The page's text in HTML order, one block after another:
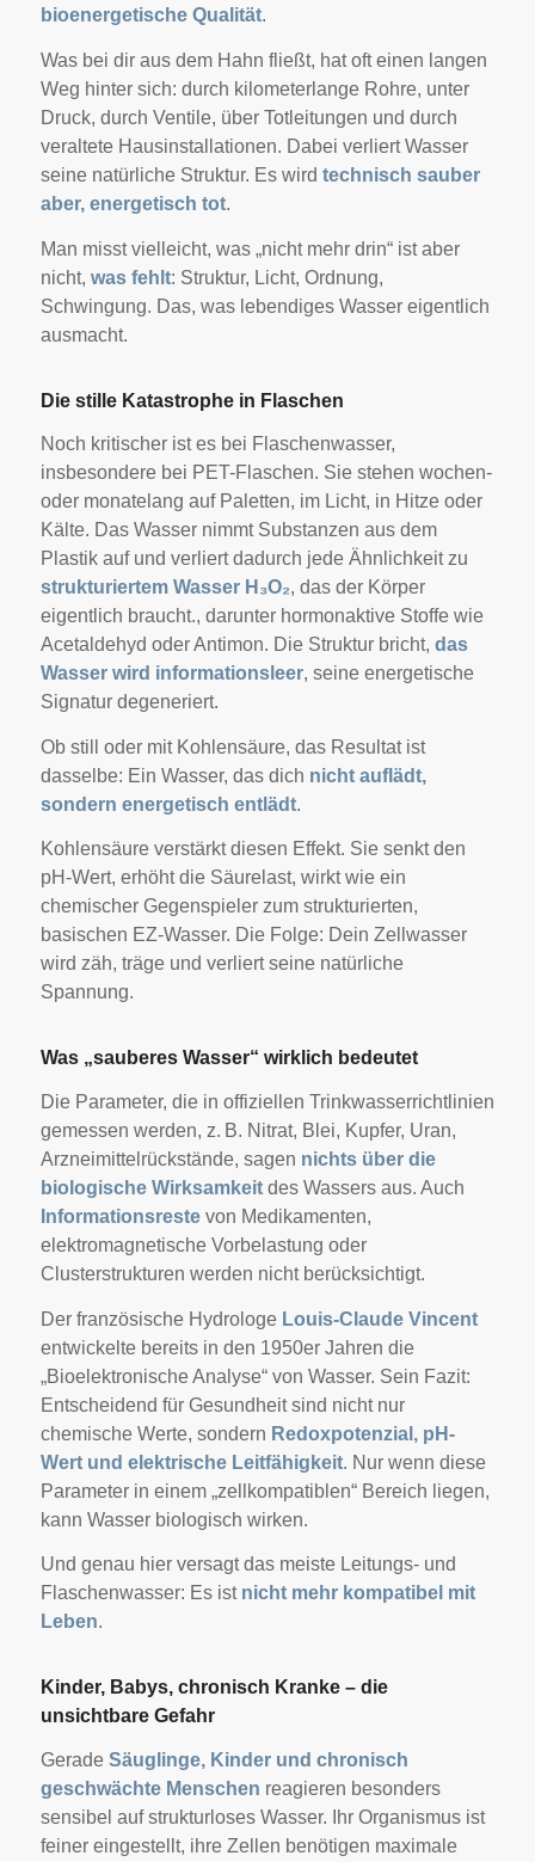
bioenergetische Qualität.
Was bei dir aus dem Hahn fließt, hat oft einen langen
Weg hinter sich: durch kilometerlange Rohre, unter
Druck, durch Ventile, über Totleitungen und durch
veraltete Hausinstallationen. Dabei verliert Wasser
seine natürliche Struktur. Es wird technisch sauber
aber, energetisch tot.
Man misst vielleicht, was „nicht mehr drin“ ist aber
nicht, was fehlt: Struktur, Licht, Ordnung,
Schwingung. Das, was lebendiges Wasser eigentlich
ausmacht.
Die stille Katastrophe in Flaschen
Noch kritischer ist es bei Flaschenwasser,
insbesondere bei PET-Flaschen. Sie stehen wochen-
oder monatelang auf Paletten, im Licht, in Hitze oder
Kälte. Das Wasser nimmt Substanzen aus dem
Plastik auf und verliert dadurch jede Ähnlichkeit zu
strukturiertem Wasser H₃O₂, das der Körper
eigentlich braucht., darunter hormonaktive Stoffe wie
Acetaldehyd oder Antimon. Die Struktur bricht, das
Wasser wird informationsleer, seine energetische
Signatur degeneriert.
Ob still oder mit Kohlensäure, das Resultat ist
dasselbe: Ein Wasser, das dich nicht auflädt,
sondern energetisch entlädt.
Kohlensäure verstärkt diesen Effekt. Sie senkt den
pH-Wert, erhöht die Säurelast, wirkt wie ein
chemischer Gegenspieler zum strukturierten,
basischen EZ-Wasser. Die Folge: Dein Zellwasser
wird zäh, träge und verliert seine natürliche
Spannung.
Was „sauberes Wasser“ wirklich bedeutet
Die Parameter, die in offiziellen Trinkwasserrichtlinien
gemessen werden, z. B. Nitrat, Blei, Kupfer, Uran,
Arzneimittelrückstände, sagen nichts über die
biologische Wirksamkeitdes Wassers aus. Auch
Informationsrestevon Medikamenten,
elektromagnetische Vorbelastung oder
Clusterstrukturen werden nicht berücksichtigt.
Der französische Hydrologe Louis-Claude Vincent
entwickelte bereits in den 1950er Jahren die
„Bioelektronische Analyse“ von Wasser. Sein Fazit:
Entscheidend für Gesundheit sind nicht nur
chemische Werte, sondern Redoxpotenzial, pH-
Wert und elektrische Leitfähigkeit. Nur wenn diese
Parameter in einem „zellkompatiblen“ Bereich liegen,
kann Wasser biologisch wirken.
Und genau hier versagt das meiste Leitungs- und
Flaschenwasser: Es ist nicht mehr kompatibel mit
Leben.
Kinder, Babys, chronisch Kranke – die
unsichtbare Gefahr
Gerade Säuglinge, Kinder und chronisch
geschwächte Menschen reagieren besonders
sensibel auf strukturloses Wasser. Ihr Organismus ist
feiner eingestellt, ihre Zellen benötigen maximale